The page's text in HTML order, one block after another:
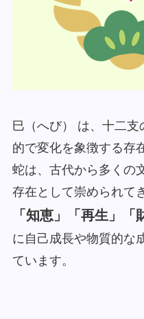
巳（へび） は、十二
的で変化を象徴する存
蛇は、古代から多くの
存在として崇められて
「知恵」「再生」「
に自己成長や物質的な
ています。